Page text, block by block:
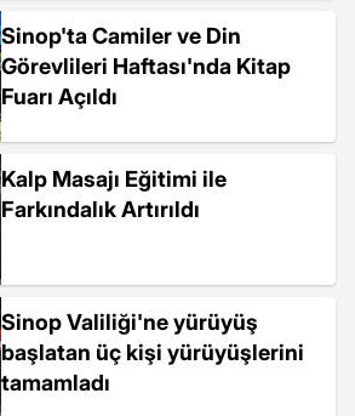
Sinop'ta Camiler ve Din
Görevlileri Haftası'nda Kitap
Fuarı Açıldı
Kalp Masajı Eğitimi ile
Farkındalık Artırıldı
Sinop Valiliği'ne yürüyüş
başlatan üç kişi yürüyüşlerini
tamamladı